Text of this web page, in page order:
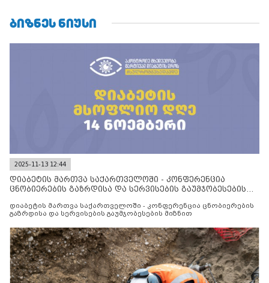
ᲑᲘᲖᲜᲔᲡ ᲜᲘᲣᲡᲘ
2025-11-13 12:44
დიაბეტის მართვა საქართველოში - კონფერენცია
ცნობიერების გაზრდისა და სერვისების გაუმჯობესების
დიაბეტის მართვა საქართველოში - კონფერენცია ცნობიერების
გაზრდისა და სერვისების გაუმჯობესების მიზნით